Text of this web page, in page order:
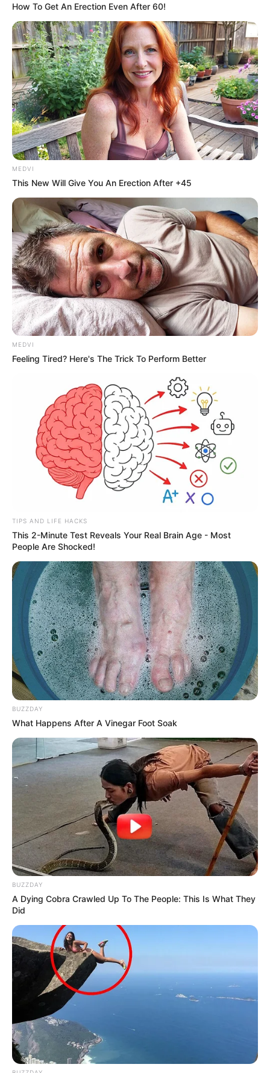
How To Get An Erection Even After 60!
MEDVI
This New Will Give You An Erection After +45
MEDVI
Feeling Tired? Here's The Trick To Perform Better
TIPS AND LIFE HACKS
This 2-Minute Test Reveals Your Real Brain Age - Most
People Are Shocked!
BUZZDAY
What Happens After A Vinegar Foot Soak
BUZZDAY
A Dying Cobra Crawled Up To The People: This Is What They
Did